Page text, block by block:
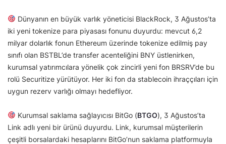
Dünyanın en büyük varlık yöneticisi BlackRock, 3 Ağustos’ta
iki yeni tokenize para piyasası fonunu duyurdu: mevcut 6,2
milyar dolarlık fonun Ethereum üzerinde tokenize edilmiş pay
sınıfı olan BSTBL’de transfer acenteliğini BNY üstlenirken,
kurumsal yatırımcılara yönelik çok zincirli yeni fon BRSRV’de bu
rolü Securitize yürütüyor. Her iki fon da stablecoin ihraççıları için
uygun rezerv varlığı olmayı hedefliyor.
Kurumsal saklama sağlayıcısı BitGo (BTGO), 3 Ağustos’ta
Link adlı yeni bir ürünü duyurdu. Link, kurumsal müşterilerin
çeşitli borsalardaki hesaplarını BitGo’nun saklama platformuyla